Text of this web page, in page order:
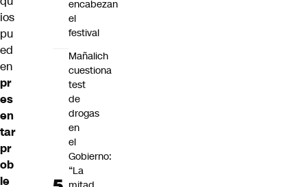
ios
pu
ed
en
pr
es
en
tar
pr
ob
le
encabezan
el
festival
Mañalich
cuestiona
test
de
drogas
en
el
Gobierno:
“La